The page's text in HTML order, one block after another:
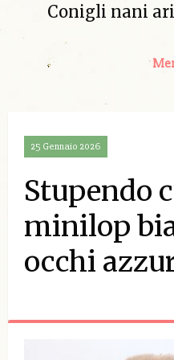
Conigli nani
25 Gennaio 2026
Stupendo
minilop
occhi